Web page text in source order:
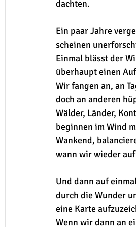
dachten.
Ein paar Jahre
scheinen
Einmal blässt der
überhaupt einen
Wir fangen an, an
doch an anderen
Wälder, Länder,
beginnen im Wind
Wankend,
wann wir wieder
Und dann auf
durch die Wunder
eine Karte
Wenn wir dann an